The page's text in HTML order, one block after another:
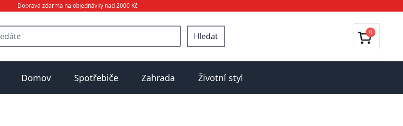
Doprava zdarma na objednávky nad 2000 Kč
Hledat 0
Domov Spotřebiče Zahrada Životní styl